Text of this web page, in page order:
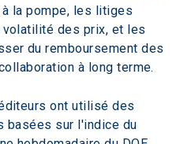
la pompe, les litiges
des prix, et les
du remboursement des
à long terme.
ont utilisé des
basées sur l'indice du